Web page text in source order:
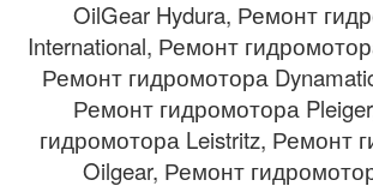
OilGear Hydura, Ремонт
International, Ремонт
Ремонт гидромотора
Ремонт гидромотора
гидромотора Leistritz, Ремонт
Oilgear, Ремонт